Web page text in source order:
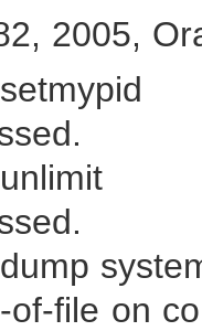
2005,
of-file on